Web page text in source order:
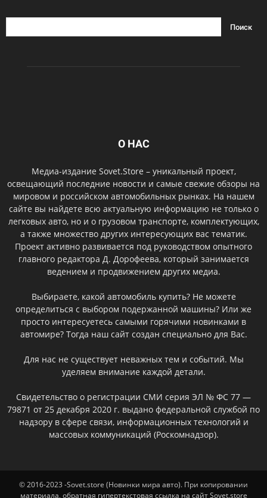
О НАС
Медиа-издание Sovet.Store – уникальный проект,
освещающий последние новости и самые свежие обзоры на
мировом и российском автомобильных рынках. На нашем
сайте вы найдете всю актуальную информацию не только о
легковых авто, но и о грузовом транспорте, комплектующих,
а также множество других интересующих вас тематик.
Проект активно развивается под руководством опытного
главного редактора Д. Дорофеева, который занимается
ведением и продвижением других медиа.
Выбираете, какой автомобиль купить? Не можете
определиться с выбором подержанной машины? Или же
просто интересуетесь самыми горячими новинками в
автомире? Тогда наш сайт создан специально для Вас.
Для нас не существует неважных тем и событий. Мы
уделяем внимание каждой детали.
Свидетельство о регистрации СМИ серия ЭЛ № ФС 77 —
79871 от 25 декабря 2020 г. выдано федеральной службой по
надзору в сфере связи, информационных технологий и
массовых коммуникаций (Роскомнадзор).
© 2016-2023 -Sovet.store (Новинки мира авто). При копировании
материала, обратная гипертекстовая ссылка на сайт Sovet.store